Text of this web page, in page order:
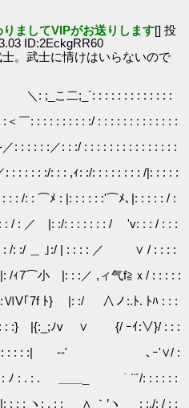
ましてVIPがお送りします[] 投
ID:2EckgRR60
。武士に情けはいらないので
: : : : : : : : : : : :
: :/ : : : : : : : : : : : : :
: :/ : : : : : : : : : : : : : : :
: :/: : : : : : : : /|: : : : :
: |: : : : : :'⌒ﾒ､|: : : : : / :
:/: : : : : : : / 'v: : : / : : :
｣:/ | : : : : ／ ∨ / : : : :
|: : :／ ,ィ气f≧ｘ/ : : : : :
} |: :/ ∧ノ:.ﾄ. ﾄﾊ : : :
ﾉv ∨ {/ ｰｲ:∨}/ : : :
ゞ-‐' ゞ､ｰ'∨/ :
＿＿_ ｀¨´/: : : : : :
∧ ｀’ヽ : :./: / : :